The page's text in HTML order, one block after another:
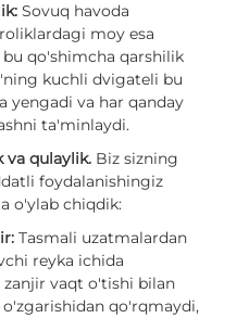
Sovuq havoda
moy esa
qo'shimcha qarshilik
kuchli dvigateli bu
yengadi va har qanday
ta'minlaydi.
va qulaylik. Biz sizning
foydalanishingiz
o'ylab chiqdik:
Tasmali uzatmalardan
reyka ichida
vaqt o'tishi bilan
qo'rqmaydi,